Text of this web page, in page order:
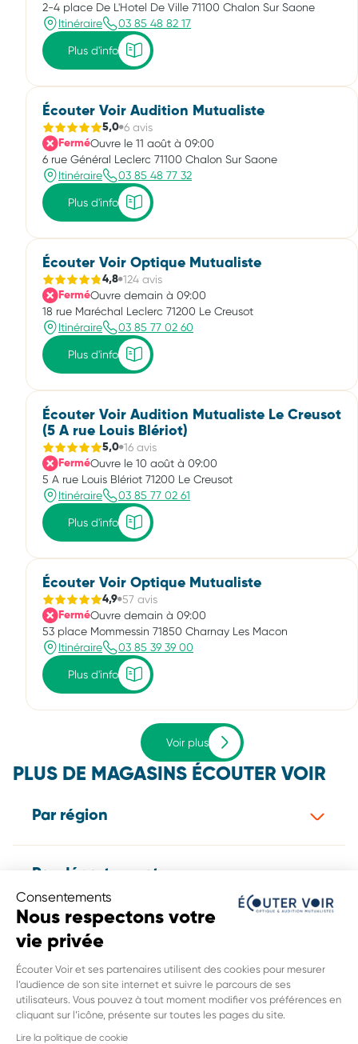
Consentements
Nous respectons votre
vie privée
Écouter Voir et ses partenaires utilisent des cookies pour mesurer
l’audience de son site internet et suivre le parcours de ses
utilisateurs. Vous pouvez à tout moment modifier vos préférences en
cliquant sur l’icône, présente sur toutes les pages du site.
Lire la politique de cookie
2-4 place De L'Hotel De Ville 71100 Chalon Sur Saone
Itinéraire
03 85 48 82 17
Plus d'info
Écouter Voir Audition Mutualiste
5,0 6 avis
FerméOuvre le 11 août à 09:00
6 rue Général Leclerc 71100 Chalon Sur Saone
Itinéraire
03 85 48 77 32
Plus d'info
Écouter Voir Optique Mutualiste
4,8 124 avis
FerméOuvre demain à 09:00
18 rue Maréchal Leclerc 71200 Le Creusot
Itinéraire
03 85 77 02 60
Plus d'info
Écouter Voir Audition Mutualiste Le Creusot
(5 A rue Louis Blériot)
5,0 16 avis
FerméOuvre le 10 août à 09:00
5 A rue Louis Blériot 71200 Le Creusot
Itinéraire
03 85 77 02 61
Plus d'info
Écouter Voir Optique Mutualiste
4,9 57 avis
FerméOuvre demain à 09:00
53 place Mommessin 71850 Charnay Les Macon
Itinéraire
03 85 39 39 00
Plus d'info
Voir plus
PLUS DE MAGASINS ÉCOUTER VOIR
Par région
Par département
Par ville
Tous les magasins Écouter Voir